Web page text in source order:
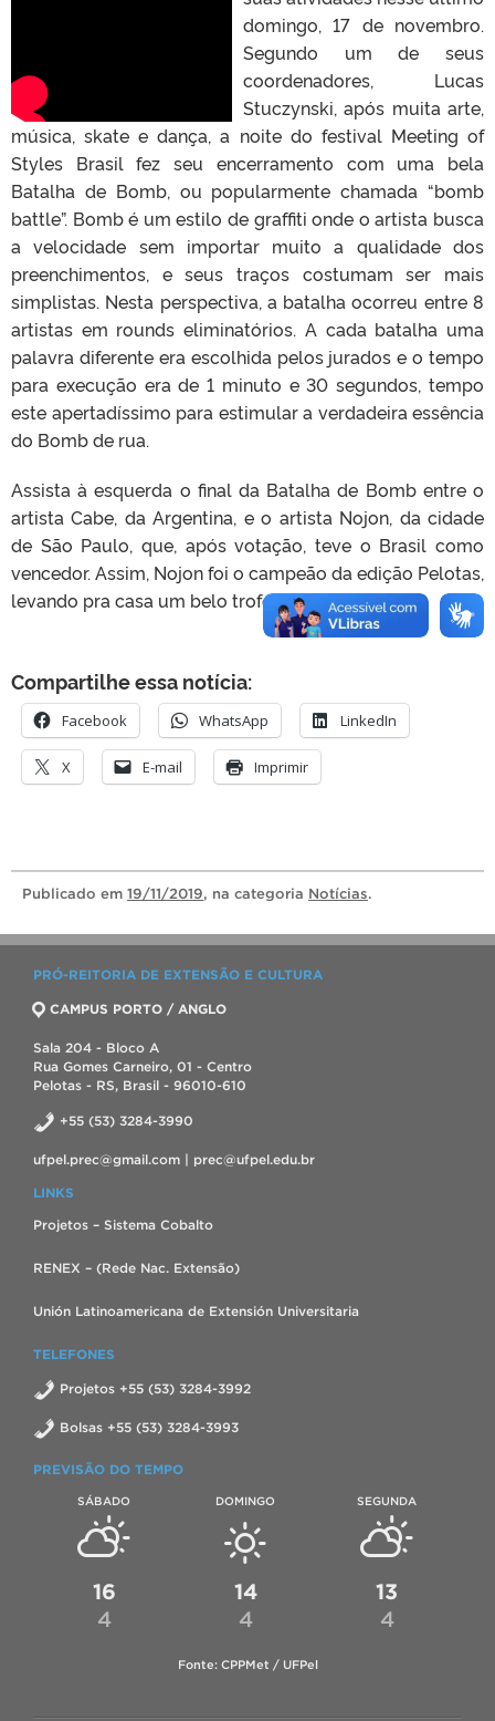
domingo, 17 de novembro.
Segundo um de seus
coordenadores, Lucas
Stuczynski, após muita arte,
música, skate e dança, a noite do festival Meeting of
Styles Brasil fez seu encerramento com uma bela
Batalha de Bomb, ou popularmente chamada “bomb
battle”. Bomb é um estilo de graffiti onde o artista busca
a velocidade sem importar muito a qualidade dos
preenchimentos, e seus traços costumam ser mais
simplistas. Nesta perspectiva, a batalha ocorreu entre 8
artistas em rounds eliminatórios. A cada batalha uma
palavra diferente era escolhida pelos jurados e o tempo
para execução era de 1 minuto e 30 segundos, tempo
este apertadíssimo para estimular a verdadeira essência
do Bomb de rua.
Assista à esquerda o final da Batalha de Bomb entre o
artista Cabe, da Argentina, e o artista Nojon, da cidade
de São Paulo, que, após votação, teve o Brasil como
vencedor. Assim, Nojon foi o campeão da edição Pelotas,
levando pra casa um belo troféu do MOS Brasil.
Compartilhe essa notícia:
Facebook WhatsApp LinkedIn
X E-mail Imprimir
Publicado em 19/11/2019, na categoria Notícias.
PRÓ-REITORIA DE EXTENSÃO E CULTURA
CAMPUS PORTO / ANGLO
Sala 204 - Bloco A
Rua Gomes Carneiro, 01 - Centro
Pelotas - RS, Brasil - 96010-610
+55 (53) 3284-3990
ufpel.prec@gmail.com | prec@ufpel.edu.br
LINKS
Projetos – Sistema Cobalto
RENEX – (Rede Nac. Extensão)
Unión Latinoamericana de Extensión Universitaria
TELEFONES
Projetos +55 (53) 3284-3992
Bolsas +55 (53) 3284-3993
PREVISÃO DO TEMPO
SÁBADO
16
4
DOMINGO
14
4
SEGUNDA
13
4
Fonte: CPPMet / UFPel